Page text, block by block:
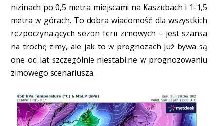
nizinach po 0,5 metra miejscami na Kaszubach i 1-1,5
metra w górach. To dobra wiadomość dla wszystkich
rozpoczynających sezon ferii zimowych – jest szansa
na trochę zimy, ale jak to w prognozach już bywa są
one od lat szczególnie niestabilne w prognozowaniu
zimowego scenariusza.